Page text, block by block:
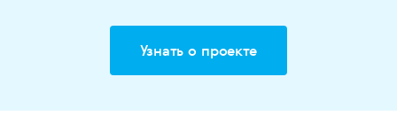
Узнать о проекте